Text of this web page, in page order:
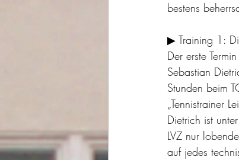
bestens
▶ Training 1:
Der erste
Sebastian
Stunden beim
„Tennistrainer
Dietrich ist
LVZ nur
auf jedes